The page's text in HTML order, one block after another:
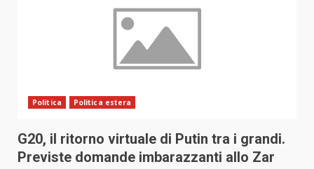
Politica Politica estera
G20, il ritorno virtuale di Putin tra i grandi.
Previste domande imbarazzanti allo Zar